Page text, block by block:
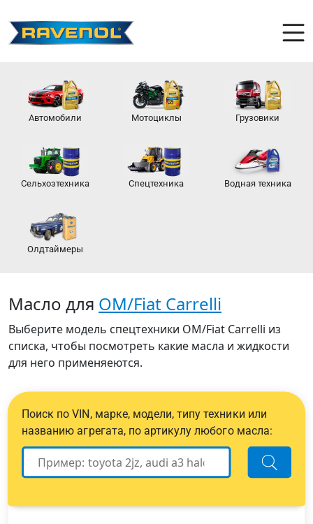
Автомобили Мотоциклы Грузовики
Сельхозтехника Спецтехника Водная техника
Олдтаймеры
Масло для OM/Fiat Carrelli
Выберите модель спецтехники OM/Fiat Carrelli из
списка, чтобы посмотреть какие масла и жидкости
для него применяеются.
Поиск по VIN, марке, модели, типу техники или
названию агрегата, по артикулу любого масла: